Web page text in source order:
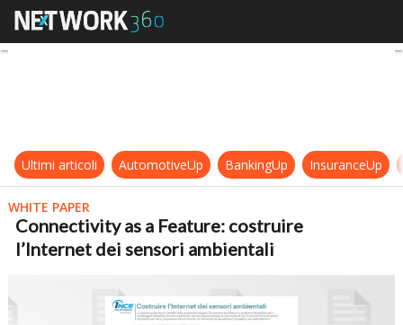
Connectivity as a Feature:
Ultimi articoli AutomotiveUp BankingUp InsuranceUp
WHITE PAPER
Connectivity as a Feature: costruire
l’Internet dei sensori ambientali